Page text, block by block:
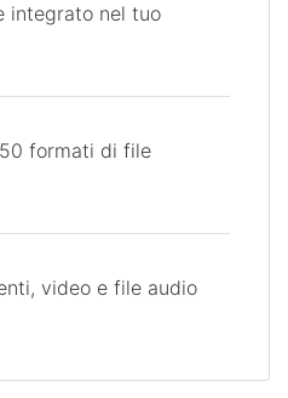
integrato nel tuo
formati di file
video e file audio